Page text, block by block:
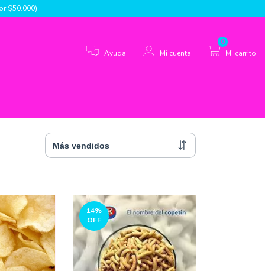
$50.000)
Ayuda Mi cuenta Mi carrito
0
14%
OFF